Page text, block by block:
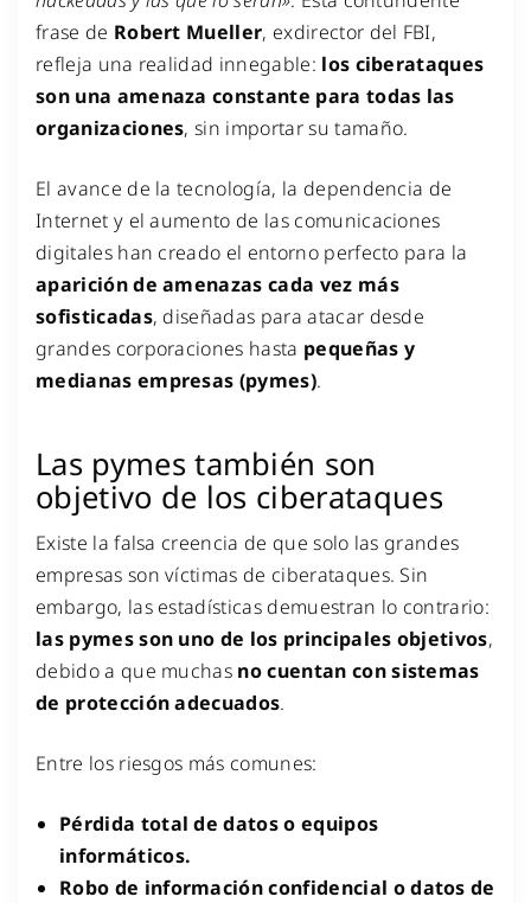
frase de Robert Mueller, exdirector del FBI,
refleja una realidad innegable: los ciberataques
son una amenaza constante para todas las
organizaciones, sin importar su tamaño.
El avance de la tecnología, la dependencia de
Internet y el aumento de las comunicaciones
digitales han creado el entorno perfecto para la
aparición de amenazas cada vez más
sofisticadas, diseñadas para atacar desde
grandes corporaciones hasta pequeñas y
medianas empresas (pymes).
Las pymes también son
objetivo de los ciberataques
Existe la falsa creencia de que solo las grandes
empresas son víctimas de ciberataques. Sin
embargo, las estadísticas demuestran lo contrario:
las pymes son uno de los principales objetivos,
debido a que muchas no cuentan con sistemas
de protección adecuados.
Entre los riesgos más comunes:
Pérdida total de datos o equipos
informáticos.
Robo de información confidencial o datos de